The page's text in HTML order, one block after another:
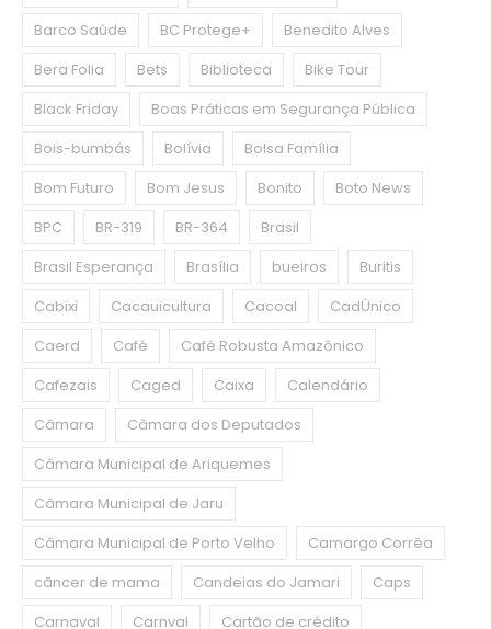
Barco Saúde
BC Protege+
Benedito Alves
Bera Folia
Bets Biblioteca
Bike Tour
Black Friday
Boas Práticas em Segurança Pública
Bois-bumbás
Bolívia
Bolsa Família
Bom Futuro
Bom Jesus Bonito
Boto News
BPC
BR-319 BR-364
Brasil
Brasil Esperança
Brasília bueiros
Buritis
Cabixi
Cacauicultura Cacoal
CadÚnico
Caerd
Café
Café Robusta Amazônico
Cafezais
Caged Caixa
Calendário
Câmara
Câmara dos Deputados
Câmara Municipal de Ariquemes
Câmara Municipal de Jaru
Câmara Municipal de Porto Velho
Camargo Corrêa
câncer de mama
Candeias do Jamari
Caps
Carnaval
Carnval
Cartão de crédito